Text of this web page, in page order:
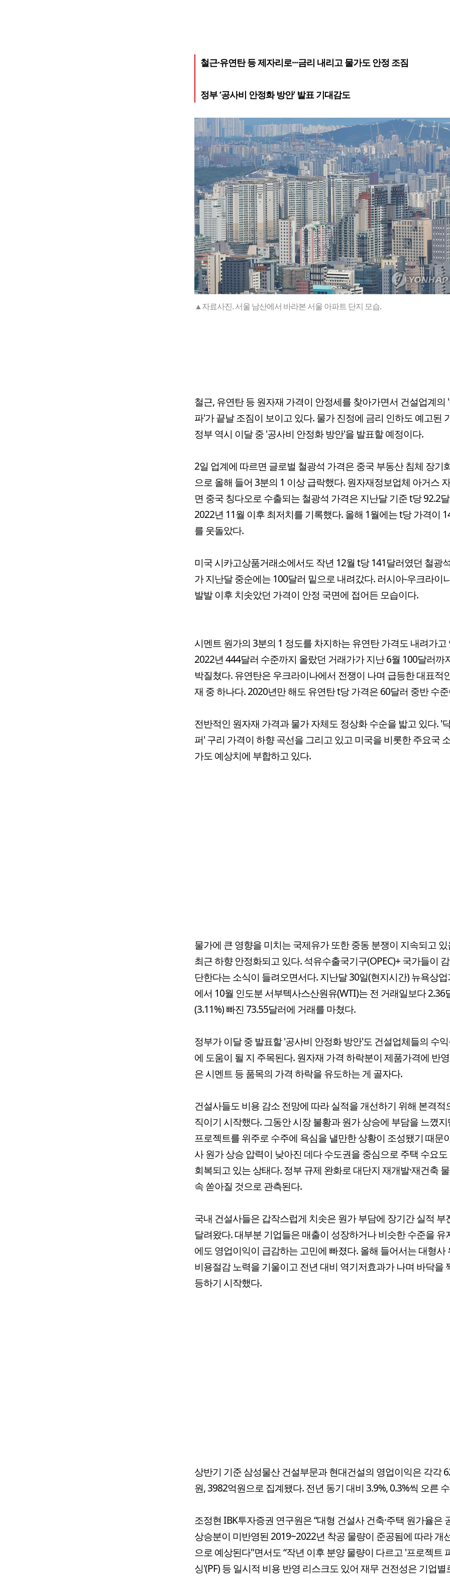
철근·유연탄 등 제자리로···금리 내리고 물가도 안정 조짐
정부 ‘공사비 안정화 방안’ 발표 기대감도
▲자료사진. 서울 남산에서 바라본 서울 아파트 단지 모습.
철근, 유연탄 등 원자재 가격이 안정세를 찾아가면서 건설업계의
파'가 끝날 조짐이 보이고 있다. 물가 진정에 금리 인하도 예고된
정부 역시 이달 중 '공사비 안정화 방안'을 발표할 예정이다.
2일 업계에 따르면 글로벌 철광석 가격은 중국 부동산 침체 장기
으로 올해 들어 3분의 1 이상 급락했다. 원자재정보업체 아거스
면 중국 칭다오로 수출되는 철광석 가격은 지난달 기준 t당 92.2
2022년 11월 이후 최저치를 기록했다. 올해 1월에는 t당 가격이
를 웃돌았다.
미국 시카고상품거래소에서도 작년 12월 t당 141달러였던 철광
가 지난달 중순에는 100달러 밑으로 내려갔다. 러시아-우크라이
발발 이후 치솟았던 가격이 안정 국면에 접어든 모습이다.
시멘트 원가의 3분의 1 정도를 차지하는 유연탄 가격도 내려가고
2022년 444달러 수준까지 올랐던 거래가가 지난 6월 100달러까
박질쳤다. 유연탄은 우크라이나에서 전쟁이 나며 급등한 대표적
재 중 하나다. 2020년만 해도 유연탄 t당 가격은 60달러 중반 수
전반적인 원자재 가격과 물가 자체도 정상화 수순을 밟고 있다. '
퍼' 구리 가격이 하향 곡선을 그리고 있고 미국을 비롯한 주요국
가도 예상치에 부합하고 있다.
물가에 큰 영향을 미치는 국제유가 또한 중동 분쟁이 지속되고
최근 하향 안정화되고 있다. 석유수출국기구(OPEC)+ 국가들이
단한다는 소식이 들려오면서다. 지난달 30일(현지시간) 뉴욕상
에서 10월 인도분 서부텍사스산원유(WTI)는 전 거래일보다 2.36
(3.11%) 빠진 73.55달러에 거래를 마쳤다.
정부가 이달 중 발표할 '공사비 안정화 방안'도 건설업체들의 수
에 도움이 될 지 주목된다. 원자재 가격 하락분이 제품가격에 반
은 시멘트 등 품목의 가격 하락을 유도하는 게 골자다.
건설사들도 비용 감소 전망에 따라 실적을 개선하기 위해 본격적
직이기 시작했다. 그동안 시장 불황과 원가 상승에 부담을 느꼈
프로젝트를 위주로 수주에 욕심을 낼만한 상황이 조성됐기 때문
사 원가 상승 압력이 낮아진 데다 수도권을 중심으로 주택 수요
회복되고 있는 상태다. 정부 규제 완화로 대단지 재개발·재건축
속 쏟아질 것으로 관측된다.
국내 건설사들은 갑작스럽게 치솟은 원가 부담에 장기간 실적 부
달려왔다. 대부분 기업들은 매출이 성장하거나 비슷한 수준을 유
에도 영업이익이 급감하는 고민에 빠졌다. 올해 들어서는 대형사
비용절감 노력을 기울이고 전년 대비 역기저효과가 나며 바닥을
등하기 시작했다.
상반기 기준 삼성물산 건설부문과 현대건설의 영업이익은 각각
원, 3982억원으로 집계됐다. 전년 동기 대비 3.9%, 0.3%씩 오른
조정현 IBK투자증권 연구원은 “대형 건설사 건축·주택 원가율은
상승분이 미반영된 2019~2022년 착공 물량이 준공됨에 따라 개
으로 예상된다"면서도 “작년 이후 분양 물량이 다르고 '프로젝트
싱'(PF) 등 일시적 비용 반영 리스크도 있어 재무 건전성은 기업별